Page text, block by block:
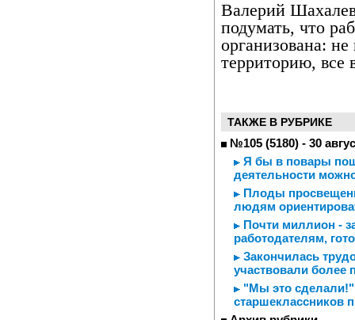
Валерий
подумать, что
организована:
территорию, все
ТАКЖЕ В РУБРИКЕ
№105 (5180) - 30
Я бы в повары
деятельности
Плоды
людям
Почти миллион -
работодателям,
Закончилась
участвовали более
"Мы это сделали!"
старшеклассников